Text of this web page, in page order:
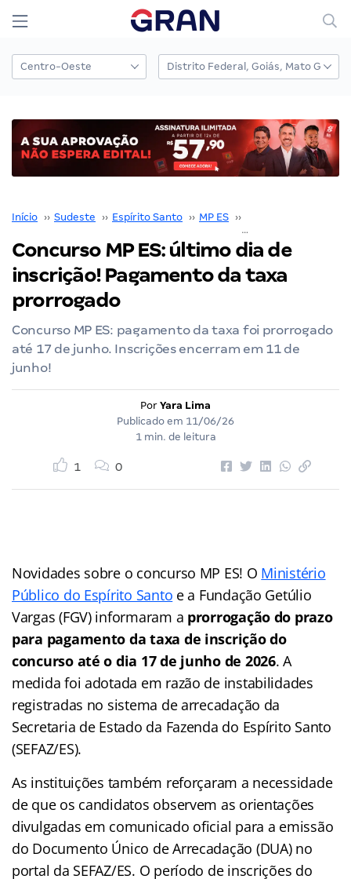
Início ›› Sudeste ›› Espírito Santo ›› MP ES ››
Concurso MP ES: último dia de
inscrição! Pagamento da taxa
prorrogado
Concurso MP ES: pagamento da taxa foi prorrogado
até 17 de junho. Inscrições encerram em 11 de
junho!
Por Yara Lima
Publicado em 11/06/26
1 min. de leitura
1 0
Novidades sobre o concurso MP ES! O Ministério
Público do Espírito Santo e a Fundação Getúlio
Vargas (FGV) informaram a prorrogação do prazo
para pagamento da taxa de inscrição do
concurso até o dia 17 de junho de 2026. A
medida foi adotada em razão de instabilidades
registradas no sistema de arrecadação da
Secretaria de Estado da Fazenda do Espírito Santo
(SEFAZ/ES).
As instituições também reforçaram a necessidade
de que os candidatos observem as orientações
divulgadas em comunicado oficial para a emissão
do Documento Único de Arrecadação (DUA) no
portal da SEFAZ/ES. O período de inscrições do